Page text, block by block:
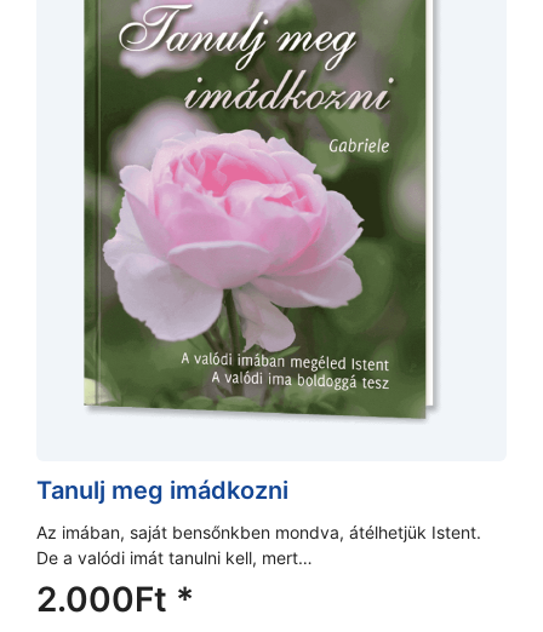
Tanulj meg imádkozni
Az imában, saját bensőnkben mondva, átélhetjük Istent.
De a valódi imát tanulni kell, mert…
2.000Ft *